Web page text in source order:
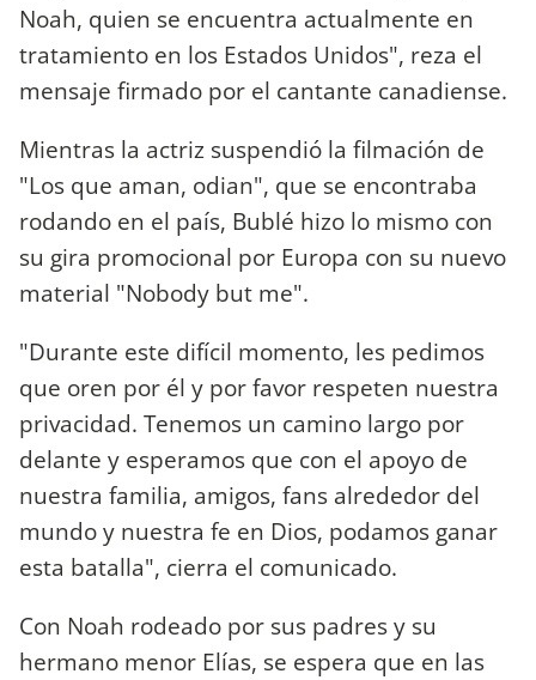
Noah, quien se encuentra actualmente en
tratamiento en los Estados Unidos", reza el
mensaje firmado por el cantante canadiense.
Mientras la actriz suspendió la filmación de
"Los que aman, odian", que se encontraba
rodando en el país, Bublé hizo lo mismo con
su gira promocional por Europa con su nuevo
material "Nobody but me".
"Durante este difícil momento, les pedimos
que oren por él y por favor respeten nuestra
privacidad. Tenemos un camino largo por
delante y esperamos que con el apoyo de
nuestra familia, amigos, fans alrededor del
mundo y nuestra fe en Dios, podamos ganar
esta batalla", cierra el comunicado.
Con Noah rodeado por sus padres y su
hermano menor Elías, se espera que en las